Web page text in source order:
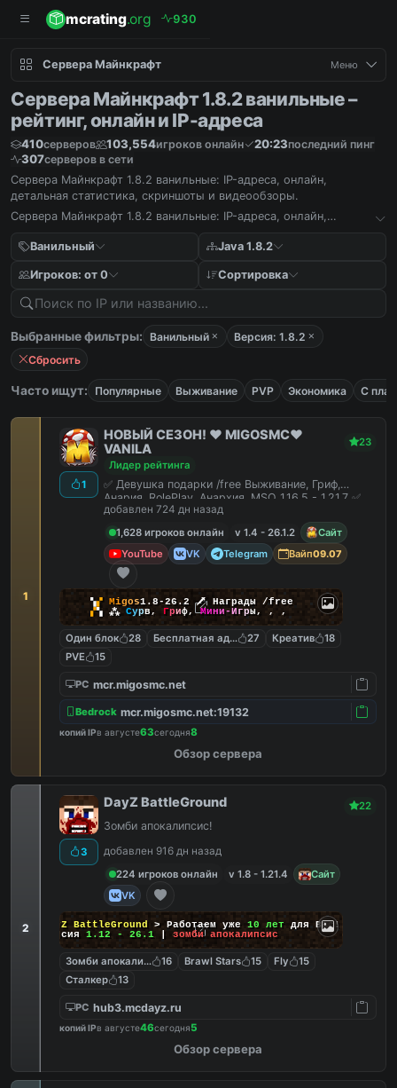
mcrating.org 930
Сервера Майнкрафт Меню
Сервера Майнкрафт 1.8.2 ванильные –
рейтинг, онлайн и IP-адреса
410серверов 103,554игроков онлайн 20:23последний пинг
307серверов в сети
Сервера Майнкрафт 1.8.2 ванильные: IP-адреса, онлайн,
детальная статистика, скриншоты и видеообзоры.
Сервера Майнкрафт 1.8.2 ванильные: IP-адреса, онлайн,
Ванильный
Java 1.8.2
Игроков: от 0 Сортировка
Выбранные фильтры: Ванильный
Версия: 1.8.2
Сбросить
Часто ищут: Популярные Выживание PVP Экономика С
1
1
НОВЫЙ СЕЗОН! ❤️ MIGOSMC❤️
VANILA
23
Лидер рейтинга
✅ Девушка подарки /free Выживание, Гриф,
Анария, RolePlay, Анархия, MSO 1.16.5 - 1.21.7 ✅
добавлен 724 дн назад
1,628 игроков онлайн
v 1.4 - 26.1.2
Сайт
YouTube
VK Telegram Вайп09.07
▚▞ Migos1.8-26.2🗡 Награды /free
▞▚ ⁂ Сурв, Гриф,Мини-Игры, , ,
Один блок 28 Бесплатная админка
27 Креатив
18
PVE
15
PC mcr.migosmc.net
Bedrock mcr.migosmc.net:19132
копий IPв августе63сегодня8
Обзор сервера
2
3
DayZ BattleGround 22
Зомби апокалипсис!
добавлен 916 дн назад
224 игроков онлайн
v 1.8 - 1.21.4
Сайт
VK
DayZ BattleGround > Работаем уже 10 лет для Вас!
Версия 1.12 - 26.1 | зомби апокалипсис
Зомби апокалипсис16 Brawl Stars 15 Fly
15
Сталкер
13
PC hub3.mcdayz.ru
копий IPв августе46сегодня5
Обзор сервера